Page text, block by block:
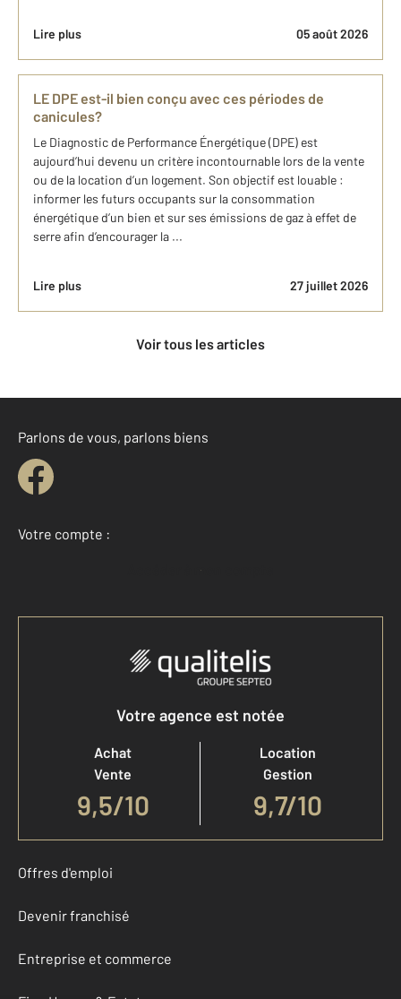
Lire plus 05 août 2026
LE DPE est-il bien conçu avec ces périodes de
canicules?
Le Diagnostic de Performance Énergétique (DPE) est
aujourd’hui devenu un critère incontournable lors de la vente
ou de la location d’un logement. Son objectif est louable :
informer les futurs occupants sur la consommation
énergétique d’un bien et sur ses émissions de gaz à effet de
serre afin d’encourager la ...
Lire plus 27 juillet 2026
Voir tous les articles
Parlons de vous, parlons biens
Votre compte :
Accéder à mon compte
Votre agence est notée
Achat
Vente
9,5/10
Location
Gestion
9,7/10
Offres d'emploi
Devenir franchisé
Entreprise et commerce